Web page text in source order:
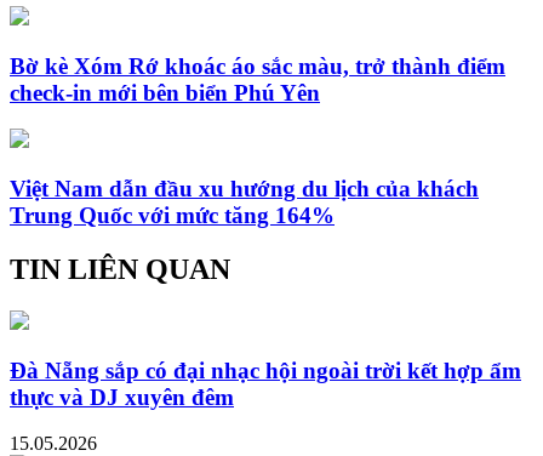
Bờ kè Xóm Rớ khoác áo sắc màu, trở thành điểm
check-in mới bên biển Phú Yên
Việt Nam dẫn đầu xu hướng du lịch của khách
Trung Quốc với mức tăng 164%
TIN LIÊN QUAN
Đà Nẵng sắp có đại nhạc hội ngoài trời kết hợp ẩm
thực và DJ xuyên đêm
15.05.2026